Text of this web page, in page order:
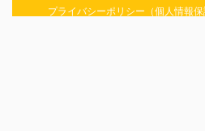
プライバシーポリシー（個人情報